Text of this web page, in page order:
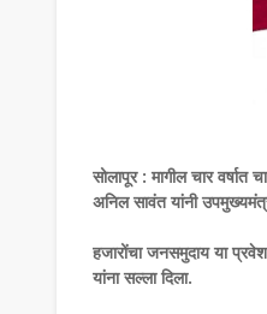
सोलापूर : मागील चार वर्षात
अनिल सावंत यांनी
हजारोंचा जनसमुदाय या
यांना सल्ला दिला.